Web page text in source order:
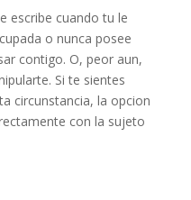
escribe cuando tu le
o nunca posee
contigo. O, peor aun,
Si te sientes
circunstancia, la opcion
con la sujeto